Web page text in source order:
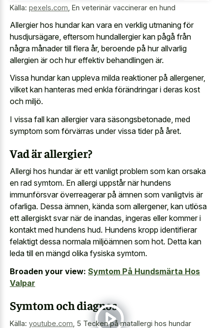
Källa: pexels.com En veterinär vaccinerar en hund
Allergier hos hundar kan vara en verklig utmaning för
husdjursägare, eftersom hundallergier kan pågå från
några månader till flera år, beroende på hur allvarlig
allergien är och hur effektiv behandlingen är.
Vissa hundar kan uppleva milda reaktioner på allergener,
vilket kan hanteras med enkla förändringar i deras kost
och miljö.
I vissa fall kan allergier vara säsongsbetonade, med
symptom som förvärras under vissa tider på året.
Vad är allergier?
Allergi hos hundar är ett vanligt problem som kan orsaka
en rad symtom. En allergi uppstår när hundens
immunförsvar överreagerar på ämnen som vanligtvis är
ofarliga. Dessa ämnen, kända som allergener, kan utlösa
ett allergiskt svar när de inandas, ingeras eller kommer i
kontakt med hundens hud. Hundens kropp identifierar
felaktigt dessa normala miljöämnen som hot. Detta kan
leda till en mängd olika fysiska symtom.
Broaden your view: Symtom På Hundsmärta Hos
Valpar
Symtom och diagnos
Källa: youtube.com 5 Tecken på matallergi hos hundar